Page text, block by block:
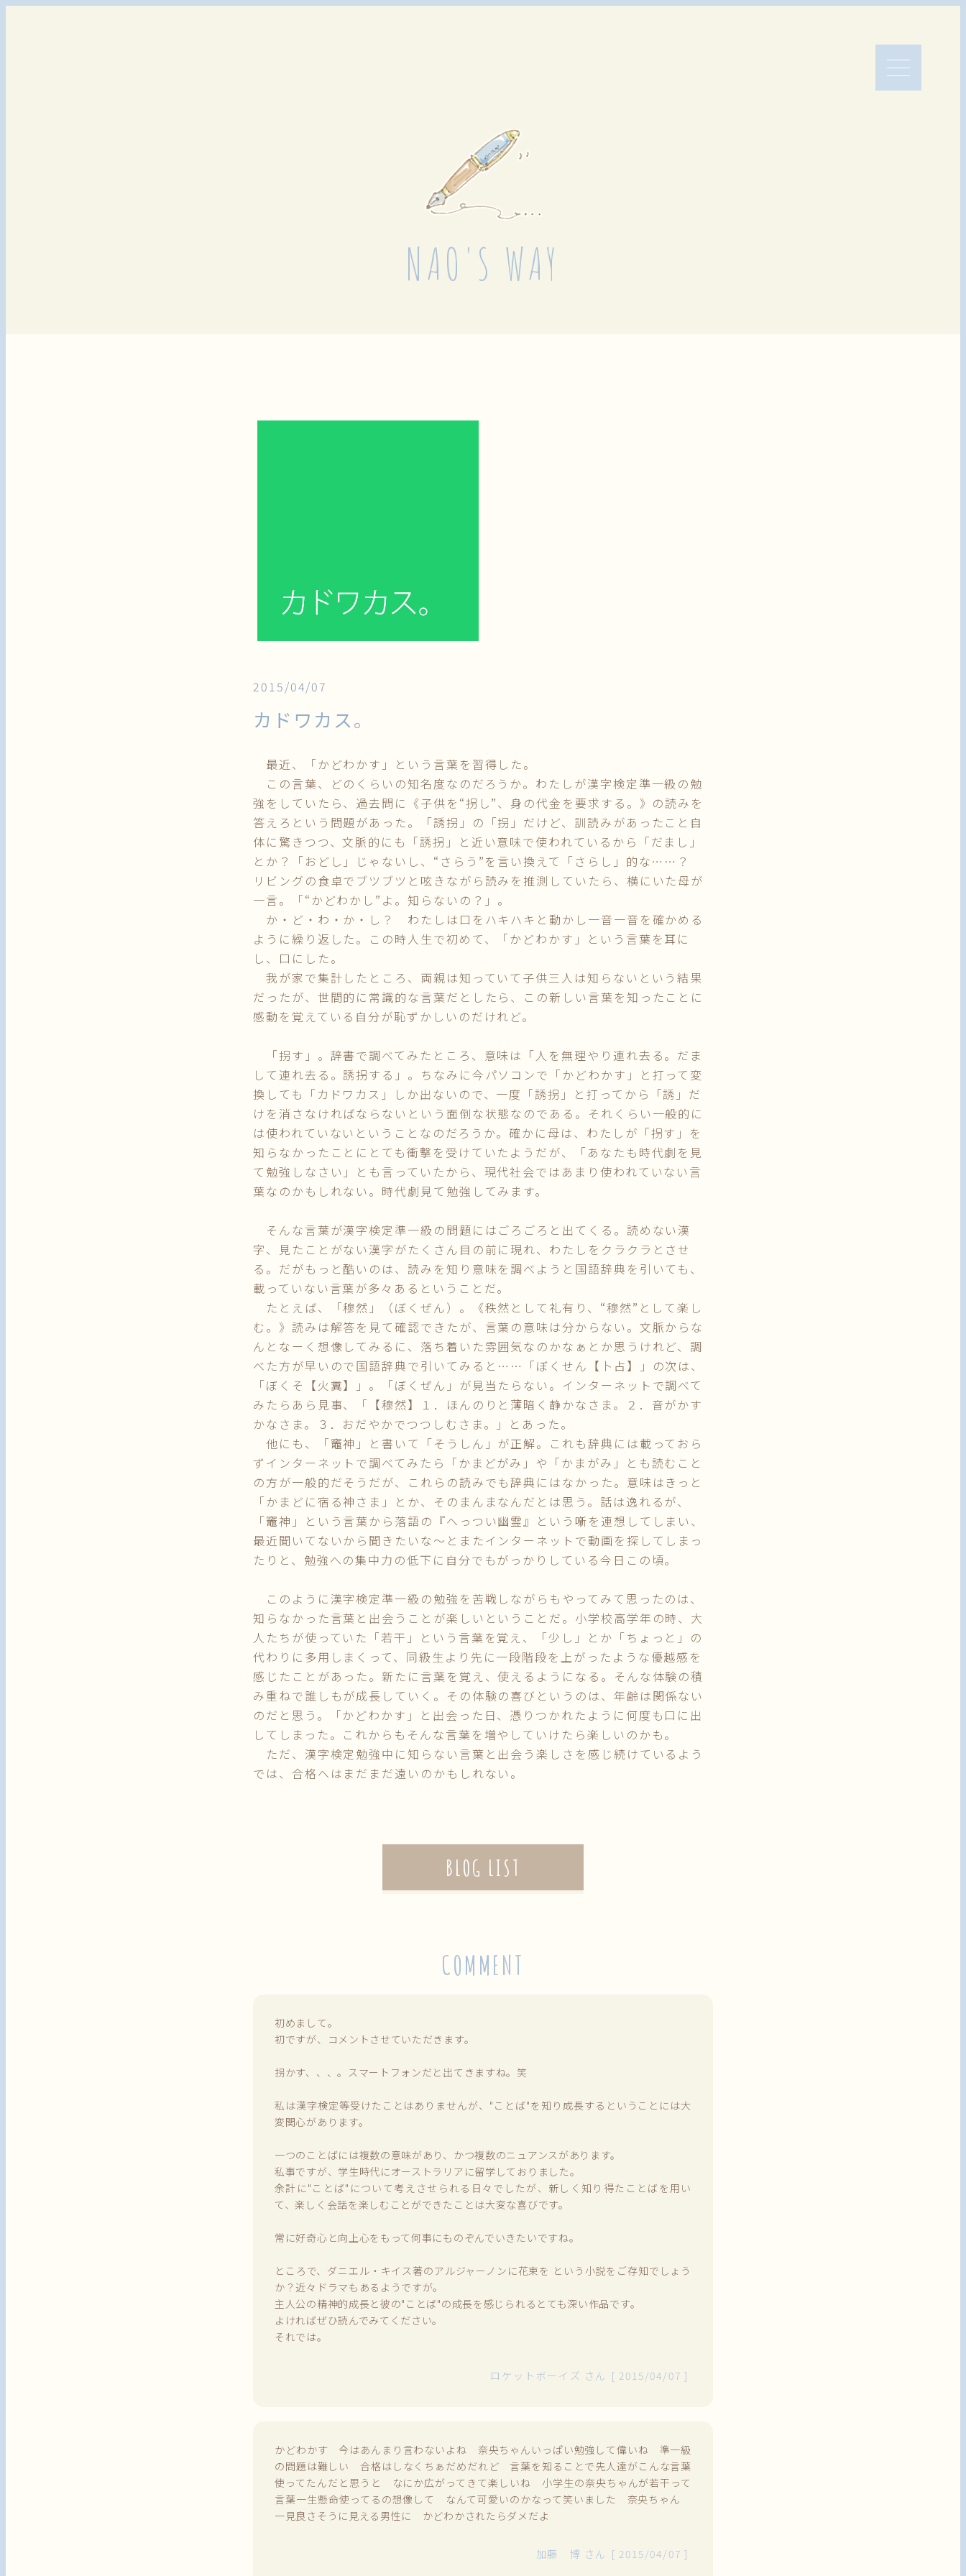
NAO'S WAY
2015/04/07
カドワカス。
最近、「かどわかす」という言葉を習得した。
この言葉、どのくらいの知名度なのだろうか。わたしが漢字検定準一級の勉
強をしていたら、過去問に《子供を“拐し”、身の代金を要求する。》の読みを
答えろという問題があった。「誘拐」の「拐」だけど、訓読みがあったこと自
体に驚きつつ、文脈的にも「誘拐」と近い意味で使われているから「だまし」
とか？「おどし」じゃないし、“さらう”を言い換えて「さらし」的な……？
リビングの食卓でブツブツと呟きながら読みを推測していたら、横にいた母が
一言。「“かどわかし”よ。知らないの？」。
か・ど・わ・か・し？ わたしは口をハキハキと動かし一音一音を確かめる
ように繰り返した。この時人生で初めて、「かどわかす」という言葉を耳に
し、口にした。
我が家で集計したところ、両親は知っていて子供三人は知らないという結果
だったが、世間的に常識的な言葉だとしたら、この新しい言葉を知ったことに
感動を覚えている自分が恥ずかしいのだけれど。
「拐す」。辞書で調べてみたところ、意味は「人を無理やり連れ去る。だま
して連れ去る。誘拐する」。ちなみに今パソコンで「かどわかす」と打って変
換しても「カドワカス」しか出ないので、一度「誘拐」と打ってから「誘」だ
けを消さなければならないという面倒な状態なのである。それくらい一般的に
は使われていないということなのだろうか。確かに母は、わたしが「拐す」を
知らなかったことにとても衝撃を受けていたようだが、「あなたも時代劇を見
て勉強しなさい」とも言っていたから、現代社会ではあまり使われていない言
葉なのかもしれない。時代劇見て勉強してみます。
そんな言葉が漢字検定準一級の問題にはごろごろと出てくる。読めない漢
字、見たことがない漢字がたくさん目の前に現れ、わたしをクラクラとさせ
る。だがもっと酷いのは、読みを知り意味を調べようと国語辞典を引いても、
載っていない言葉が多々あるということだ。
たとえば、「穆然」（ぼくぜん）。《秩然として礼有り、“穆然”として楽し
む。》読みは解答を見て確認できたが、言葉の意味は分からない。文脈からな
んとなーく想像してみるに、落ち着いた雰囲気なのかなぁとか思うけれど、調
べた方が早いので国語辞典で引いてみると……「ぼくせん【卜占】」の次は、
「ぼくそ【火糞】」。「ぼくぜん」が見当たらない。インターネットで調べて
みたらあら見事、「【穆然】１．ほんのりと薄暗く静かなさま。２．音がかす
かなさま。３．おだやかでつつしむさま。」とあった。
他にも、「竈神」と書いて「そうしん」が正解。これも辞典には載っておら
ずインターネットで調べてみたら「かまどがみ」や「かまがみ」とも読むこと
の方が一般的だそうだが、これらの読みでも辞典にはなかった。意味はきっと
「かまどに宿る神さま」とか、そのまんまなんだとは思う。話は逸れるが、
「竈神」という言葉から落語の『へっつい幽霊』という噺を連想してしまい、
最近聞いてないから聞きたいな～とまたインターネットで動画を探してしまっ
たりと、勉強への集中力の低下に自分でもがっかりしている今日この頃。
このように漢字検定準一級の勉強を苦戦しながらもやってみて思ったのは、
知らなかった言葉と出会うことが楽しいということだ。小学校高学年の時、大
人たちが使っていた「若干」という言葉を覚え、「少し」とか「ちょっと」の
代わりに多用しまくって、同級生より先に一段階段を上がったような優越感を
感じたことがあった。新たに言葉を覚え、使えるようになる。そんな体験の積
み重ねで誰しもが成長していく。その体験の喜びというのは、年齢は関係ない
のだと思う。「かどわかす」と出会った日、憑りつかれたように何度も口に出
してしまった。これからもそんな言葉を増やしていけたら楽しいのかも。
ただ、漢字検定勉強中に知らない言葉と出会う楽しさを感じ続けているよう
では、合格へはまだまだ遠いのかもしれない。
BLOG LIST
COMMENT
初めまして。
初ですが、コメントさせていただきます。
拐かす、、、。スマートフォンだと出てきますね。笑
私は漢字検定等受けたことはありませんが、"ことば"を知り成長するということには大
変関心があります。
一つのことばには複数の意味があり、かつ複数のニュアンスがあります。
私事ですが、学生時代にオーストラリアに留学しておりました。
余計に"ことば"について考えさせられる日々でしたが、新しく知り得たことばを用い
て、楽しく会話を楽しむことができたことは大変な喜びです。
常に好奇心と向上心をもって何事にものぞんでいきたいですね。
ところで、ダニエル・キイス著のアルジャーノンに花束を という小説をご存知でしょう
か？近々ドラマもあるようですが。
主人公の精神的成長と彼の"ことば"の成長を感じられるとても深い作品です。
よければぜひ読んでみてください。
それでは。
ロケットボーイズ さん [ 2015/04/07 ]
かどわかす 今はあんまり言わないよね 奈央ちゃんいっぱい勉強して偉いね 準一級
の問題は難しい 合格はしなくちぁだめだれど 言葉を知ることで先人達がこんな言葉
使ってたんだと思うと なにか広がってきて楽しいね 小学生の奈央ちゃんが若干って
言葉一生懸命使ってるの想像して なんて可愛いのかなって笑いました 奈央ちゃん
一見良さそうに見える男性に かどわかされたらダメだよ
加藤 博 さん [ 2015/04/07 ]